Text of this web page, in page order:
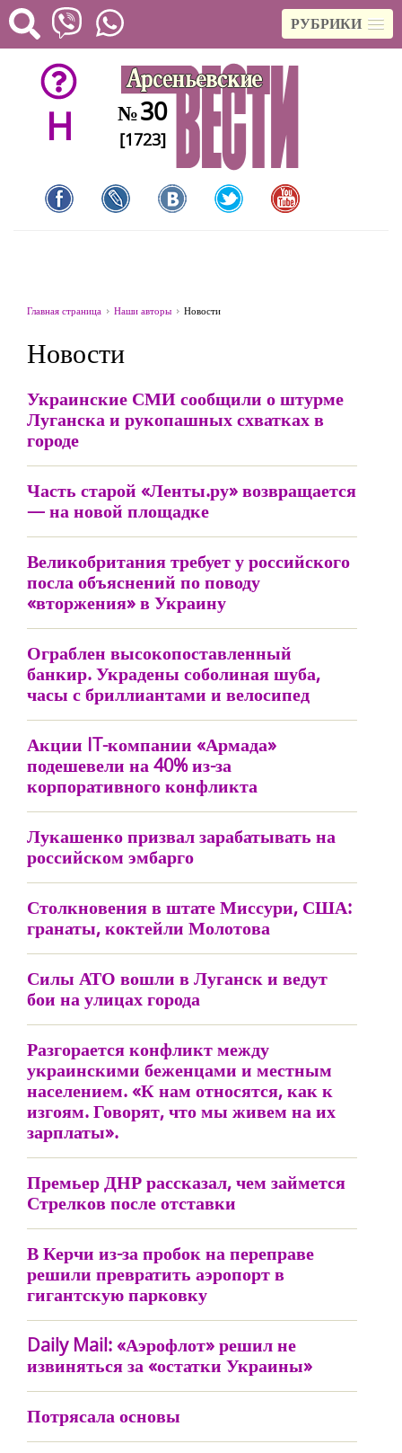
РУБРИКИ
H №30
[1723]
Главная страница Наши авторы Новости
Новости
Украинские СМИ сообщили о штурме
Луганска и рукопашных схватках в
городе
Часть старой «Ленты.ру» возвращается
— на новой площадке
Великобритания требует у российского
посла объяснений по поводу
«вторжения» в Украину
Ограблен высокопоставленный
банкир. Украдены соболиная шуба,
часы с бриллиантами и велосипед
Акции IT-компании «Армада»
подешевели на 40% из-за
корпоративного конфликта
Лукашенко призвал зарабатывать на
российском эмбарго
Столкновения в штате Миссури, США:
гранаты, коктейли Молотова
Силы АТО вошли в Луганск и ведут
бои на улицах города
Разгорается конфликт между
украинскими беженцами и местным
населением. «К нам относятся, как к
изгоям. Говорят, что мы живем на их
зарплаты».
Премьер ДНР рассказал, чем займется
Стрелков после отставки
В Керчи из-за пробок на переправе
решили превратить аэропорт в
гигантскую парковку
Daily Mail: «Аэрофлот» решил не
извиняться за «остатки Украины»
Потрясала основы